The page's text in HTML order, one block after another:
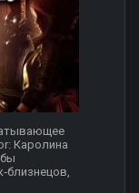
Каролина